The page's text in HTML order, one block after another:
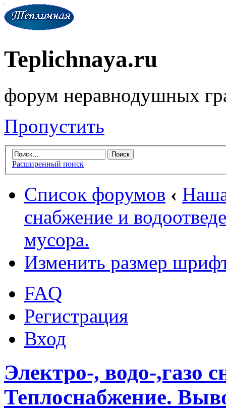
Teplichnaya.ru
форум неравнодушных
Пропустить
Расширенный поиск
Список форумов ‹
снабжение и
мусора.
Изменить размер
FAQ
Регистрация
Вход
Электро-, водо-,газо
Теплоснабжение.